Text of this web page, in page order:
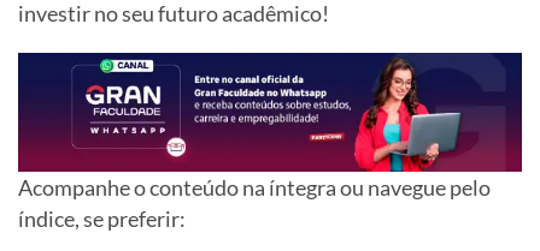
investir no seu futuro acadêmico!
Acompanhe o conteúdo na íntegra ou navegue pelo
índice, se preferir: